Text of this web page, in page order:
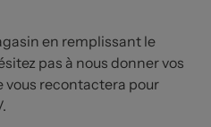
en remplissant le
pas à nous donner vos
recontactera pour